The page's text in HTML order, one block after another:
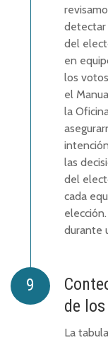
detectar
del
en
los
el
la
las
del
cada
elección.
durante
de
La